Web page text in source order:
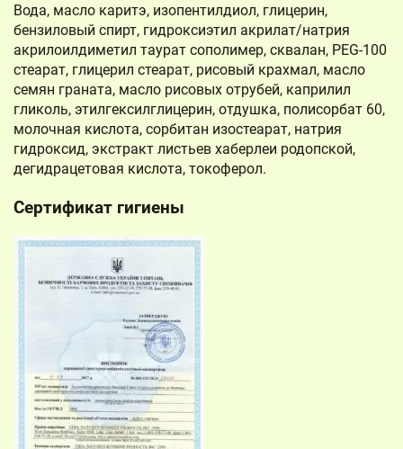
Вода, масло каритэ, изопентилдиол, глицерин,
бензиловый спирт, гидроксиэтил акрилат/натрия
акрилоилдиметил таурат сополимер, сквалан, PEG-100
стеарат, глицерил стеарат, рисовый крахмал, масло
семян граната, масло рисовых отрубей, каприлил
гликоль, этилгексилглицерин, отдушка, полисорбат 60,
молочная кислота, сорбитан изостеарат, натрия
гидроксид, экстракт листьев хаберлеи родопской,
дегидрацетовая кислота, токоферол.
Сертификат гигиены